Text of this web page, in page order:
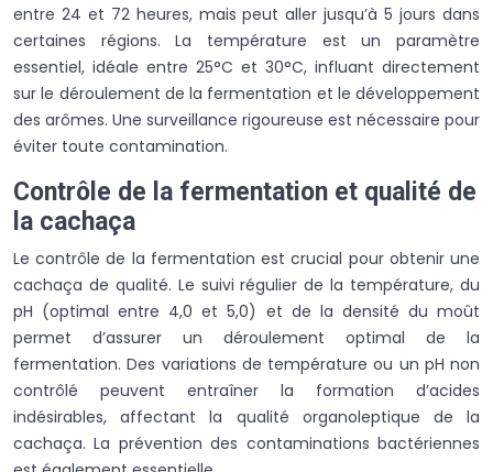
entre 24 et 72 heures, mais peut aller jusqu’à 5 jours dans
certaines régions. La température est un paramètre
essentiel, idéale entre 25°C et 30°C, influant directement
sur le déroulement de la fermentation et le développement
des arômes. Une surveillance rigoureuse est nécessaire pour
éviter toute contamination.
Contrôle de la fermentation et qualité de
la cachaça
Le contrôle de la fermentation est crucial pour obtenir une
cachaça de qualité. Le suivi régulier de la température, du
pH (optimal entre 4,0 et 5,0) et de la densité du moût
permet d’assurer un déroulement optimal de la
fermentation. Des variations de température ou un pH non
contrôlé peuvent entraîner la formation d’acides
indésirables, affectant la qualité organoleptique de la
cachaça. La prévention des contaminations bactériennes